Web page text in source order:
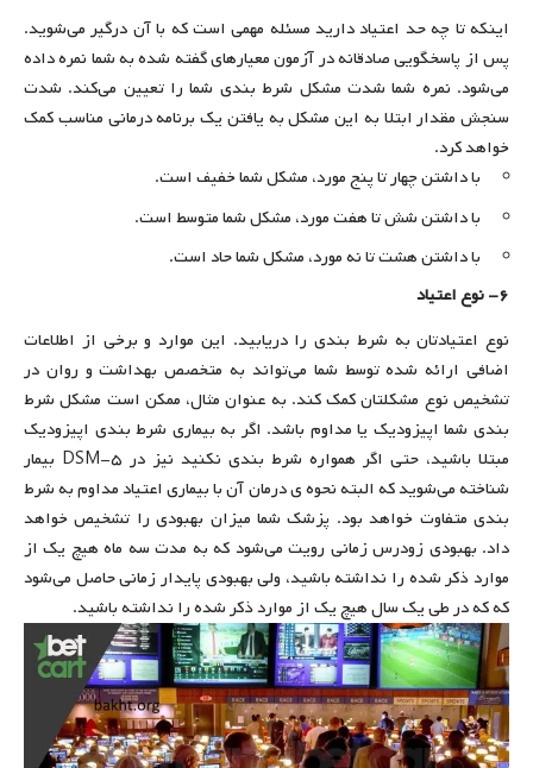
اینکه تا چه حد اعتیاد دارید مسئله مهمی است که با آن درگیر می‌شوید.
پس از پاسخگویی صادقانه در آزمون معیارهای گفته شده به شما نمره داده
می‌شود. نمره شما شدت مشکل شرط بندی شما را تعیین می‌کند. شدت
سنجش مقدار ابتلا به این مشکل به یافتن یک برنامه درمانی مناسب کمک
خواهد کرد.
با داشتن چهار تا پنج مورد، مشکل شما خفیف است.
با داشتن شش تا هفت مورد، مشکل شما متوسط است.
با داشتن هشت تا نه مورد، مشکل شما حاد است.
۶- نوع اعتیاد
نوع اعتیادتان به شرط بندی را دریابید. این موارد و برخی از اطلاعات
اضافی ارائه شده توسط شما می‌تواند به متخصص بهداشت و روان در
تشخیص نوع مشکلتان کمک کند. به عنوان مثال، ممکن است مشکل شرط
بندی شما اپیزودیک یا مداوم باشد. اگر به بیماری شرط بندی اپیزودیک
مبتلا باشید، حتی اگر همواره شرط بندی نکنید نیز در DSM-۵ بیمار
شناخته می‌شوید که البته نحوه ی درمان آن با بیماری اعتیاد مداوم به شرط
بندی متفاوت خواهد بود. پزشک شما میزان بهبودی را تشخیص خواهد
داد. بهبودی زودرس زمانی رویت می‌شود که به مدت سه ماه هیچ یک از
موارد ذکر شده را نداشته باشید، ولی بهبودی پایدار زمانی حاصل می‌شود
که که در طی یک سال هیچ یک از موارد ذکر شده را نداشته باشید.